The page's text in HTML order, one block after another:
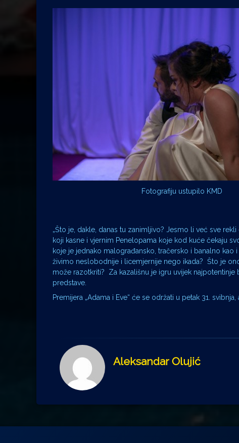
Fotografiju ustupilo KMD
„Što je, dakle, danas tu zanimljivo? Jesmo li već sve
koji kasne i vjernim Penelopama koje kod kuće čekaju
koje je jednako malograđansko, tračersko i banalno
živimo neslobodnije i licemjernije nego ikada? Što je
može razotkriti? Za kazališnu je igru uvijek najpotentinje
predstave.
Premijera „Adama i Eve“ će se održati u petak 31.
Aleksandar Olujić